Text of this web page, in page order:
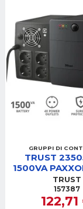
GRUPPI DI
TRUST
1500VA
PRESETRUST
157387